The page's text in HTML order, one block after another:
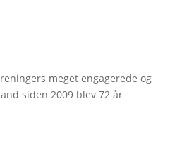
meget engagerede og
siden 2009 blev 72 år